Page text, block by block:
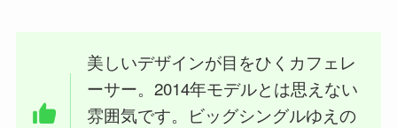
美しいデザインが目をひくカフェレ
ーサー。2014年モデルとは思えない
雰囲気です。ビッグシングルゆえの